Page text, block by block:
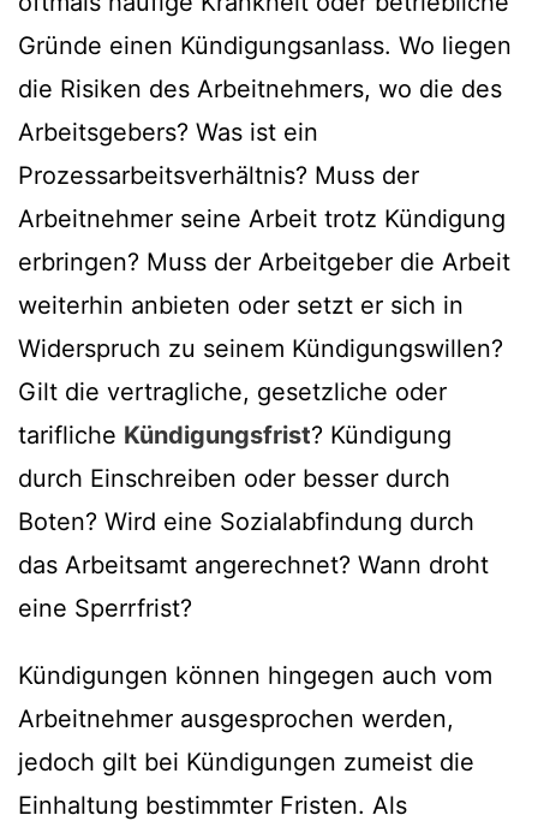
Gründe einen Kündigungsanlass. Wo liegen
die Risiken des Arbeitnehmers, wo die des
Arbeitsgebers? Was ist ein
Prozessarbeitsverhältnis? Muss der
Arbeitnehmer seine Arbeit trotz Kündigung
erbringen? Muss der Arbeitgeber die Arbeit
weiterhin anbieten oder setzt er sich in
Widerspruch zu seinem Kündigungswillen?
Gilt die vertragliche, gesetzliche oder
tarifliche Kündigungsfrist? Kündigung
durch Einschreiben oder besser durch
Boten? Wird eine Sozialabfindung durch
das Arbeitsamt angerechnet? Wann droht
eine Sperrfrist?
Kündigungen können hingegen auch vom
Arbeitnehmer ausgesprochen werden,
jedoch gilt bei Kündigungen zumeist die
Einhaltung bestimmter Fristen. Als